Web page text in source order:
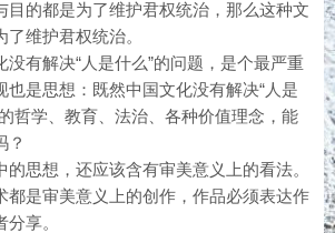
目的都是为了维护君权统治，那么这种文
维护君权统治。
没有解决“人是什么”的问题，是个最严重
是思想：既然中国文化没有解决“人是
哲学、教育、法治、各种价值理念，能
？
思想，还应该含有审美意义上的看法。
都是审美意义上的创作，作品必须表达作
享。